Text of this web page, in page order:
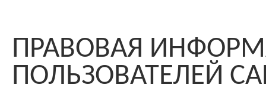
ПРАВОВАЯ
ПОЛЬЗОВАТЕЛЕЙ